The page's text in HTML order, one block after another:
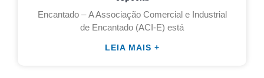
Encantado – A Associação Comercial e Industrial
de Encantado (ACI-E) está
LEIA MAIS +